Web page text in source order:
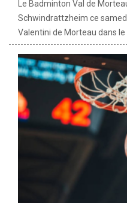
Le Badminton Val de
Schwindrattzheim ce
Valentini de Morteau dans le